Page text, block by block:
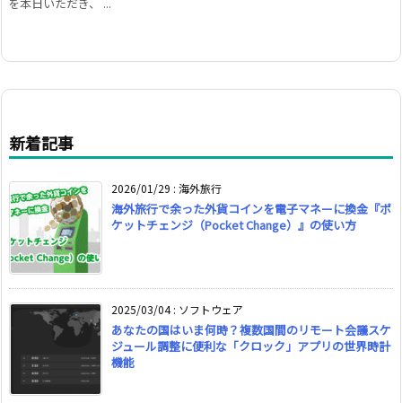
新着記事
2026/01/29 : 海外旅行
海外旅行で余った外貨コインを電子マネーに換金『ポ
ケットチェンジ（Pocket Change）』の使い方
2025/03/04: ソフトウェア
あなたの国はいま何時？複数国間のリモート会議スケ
ジュール調整に便利な「クロック」アプリの世界時計
機能